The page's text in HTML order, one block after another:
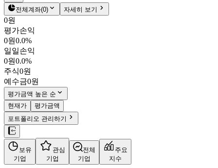
성호전자
17,210원
043260
KOSDAQ
시가총액
PBR2.12
PER3.01
fPER 3.55
배당수익률-
자사주비율-
결산월12월
4분기누적
10년
주재무제표
펀더멘탈
밸류에이션
주주환원
컨센서스
주식정보
전체계좌(0) 자세히 보기
0원
평가손익
0원0.0%
일일손익
0원0.0%
주식0원
예수금0원
평가금액 높은 순
현재가
평가금액
포트폴리오 관리하기
보유
기업
관심
기업
전체
기업
주요
지수